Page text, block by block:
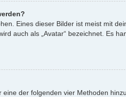
Eines dieser Bilder ist meist mit
auch als „Avatar“ bezeichnet. Es
der folgenden vier Methoden